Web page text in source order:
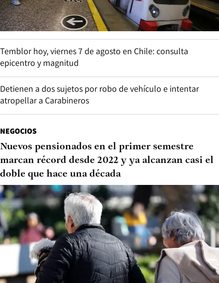
Temblor hoy, viernes 7 de agosto en Chile: consulta
epicentro y magnitud
Detienen a dos sujetos por robo de vehículo e intentar
atropellar a Carabineros
NEGOCIOS
Nuevos pensionados en el primer semestre
marcan récord desde 2022 y ya alcanzan casi el
doble que hace una década